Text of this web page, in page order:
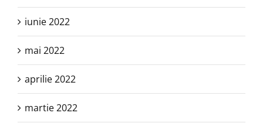
iunie 2022
mai 2022
aprilie 2022
martie 2022